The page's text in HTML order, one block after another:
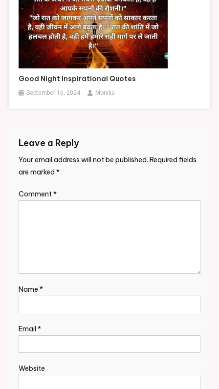
Good Night Inspirational Quotes
September 16, 2024 Monika
Leave a Reply
Your email address will not be published. Required fields
are marked *
Comment*
Name *
Email *
Website